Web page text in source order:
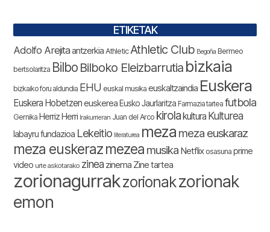
ETIKETAK
Adolfo Arejitaantzerkia Athletic Athletic Club Begoña Bermeo
bertsolaritza Bilbo Bilboko Eleizbarrutia bizkaia
bizkaiko foru aldundia EHU euskal musika euskaltzaindia Euskera
Euskera Hobetzeneuskerea Eusko Jaurlaritza Farmazia tartea futbola
Gernika Herriz Herri Irakurrieran Juan del Arco kirolakultura Kulturea
labayru fundazioa Lekeitio literaturea meza meza euskaraz
meza euskerazmezea musika Netflix osasuna prime
video urte askotarako zinea zinema Zine tartea
zorionagurrakzorionakzorionak
emon